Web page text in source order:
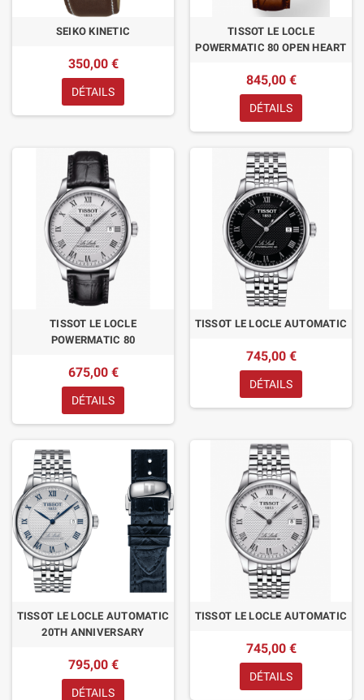
SEIKO KINETIC
350,00 €
DÉTAILS
TISSOT LE LOCLE
POWERMATIC 80 OPEN HEART
845,00 €
DÉTAILS
TISSOT LE LOCLE
POWERMATIC 80
675,00 €
DÉTAILS
TISSOT LE LOCLE AUTOMATIC
745,00 €
DÉTAILS
TISSOT LE LOCLE AUTOMATIC
20TH ANNIVERSARY
795,00 €
DÉTAILS
TISSOT LE LOCLE AUTOMATIC
745,00 €
DÉTAILS